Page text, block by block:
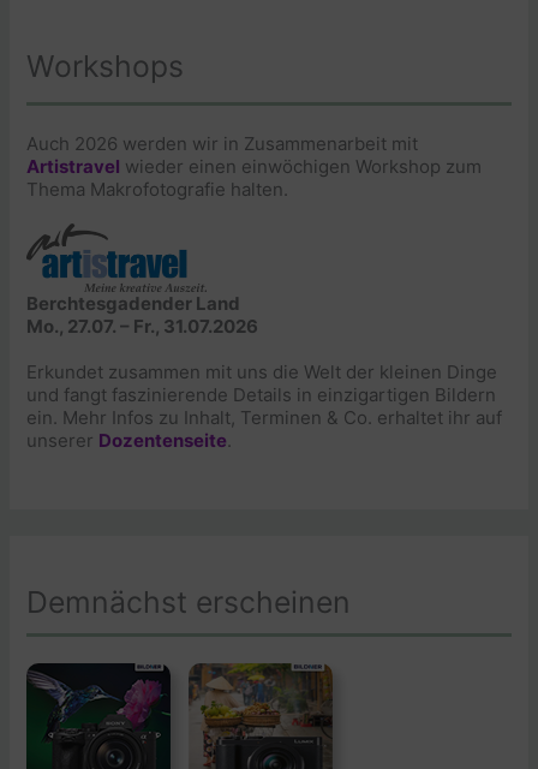
Workshops
Auch 2026 werden wir in Zusammenarbeit mit
Artistravel wieder einen einwöchigen Workshop zum
Thema Makrofotografie halten.
Berchtesgadender Land
Mo., 27.07. – Fr., 31.07.2026
Erkundet zusammen mit uns die Welt der kleinen Dinge
und fangt faszinierende Details in einzigartigen Bildern
ein. Mehr Infos zu Inhalt, Terminen & Co. erhaltet ihr auf
unserer Dozentenseite
Demnächst erscheinen